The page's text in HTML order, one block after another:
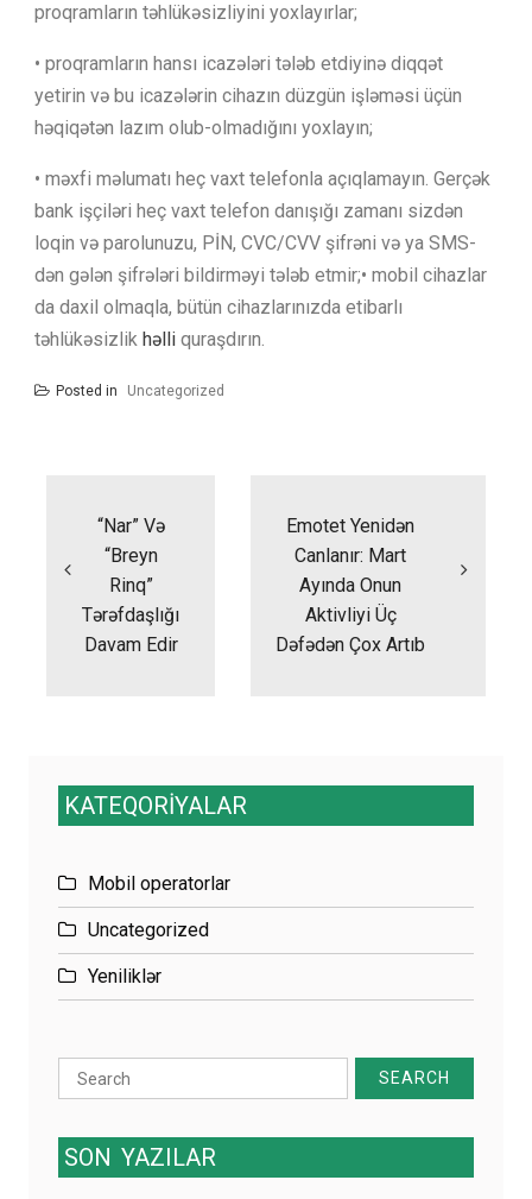
proqramların təhlükəsizliyini yoxlayırlar;
• proqramların hansı icazələri tələb etdiyinə diqqət
yetirin və bu icazələrin cihazın düzgün işləməsi üçün
həqiqətən lazım olub-olmadığını yoxlayın;
• məxfi məlumatı heç vaxt telefonla açıqlamayın. Gerçək
bank işçiləri heç vaxt telefon danışığı zamanı sizdən
loqin və parolunuzu, PİN, CVC/CVV şifrəni və ya SMS-
dən gələn şifrələri bildirməyi tələb etmir;• mobil cihazlar
da daxil olmaqla, bütün cihazlarınızda etibarlı
təhlükəsizlik həlli quraşdırın.
Posted in Uncategorized
“Nar” Və
“Breyn
Rinq”
Tərəfdaşlığı
Davam Edir
Emotet Yenidən
Canlanır: Mart
Ayında Onun
Aktivliyi Üç
Dəfədən Çox Artıb
KATEQORİYALAR
Mobil operatorlar
Uncategorized
Yeniliklər
Search
for:
SON YAZILAR